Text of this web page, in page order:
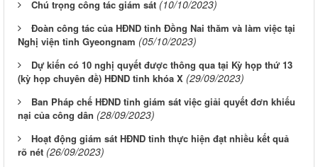
Chú trọng công tác giám sát (10/10/2023)
Đoàn công tác của HĐND tỉnh Đồng Nai thăm và làm việc tại
Nghị viện tỉnh Gyeongnam (05/10/2023)
Dự kiến có 10 nghị quyết được thông qua tại Kỳ họp thứ 13
(kỳ họp chuyên đề) HĐND tỉnh khóa X (29/09/2023)
Ban Pháp chế HĐND tỉnh giám sát việc giải quyết đơn khiếu
nại của công dân (28/09/2023)
Hoạt động giám sát HĐND tỉnh thực hiện đạt nhiều kết quả
rõ nét (26/09/2023)